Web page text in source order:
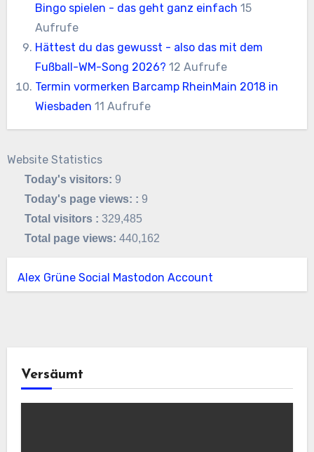
Bingo spielen - das geht ganz einfach 15
Aufrufe
Hättest du das gewusst - also das mit dem
Fußball-WM-Song 2026? 12 Aufrufe
Termin vormerken Barcamp RheinMain 2018 in
Wiesbaden 11 Aufrufe
Website Statistics
Today's visitors: 9
Today's page views: : 9
Total visitors :329,485
Total page views:440,162
Alex Grüne Social Mastodon Account
Versäumt